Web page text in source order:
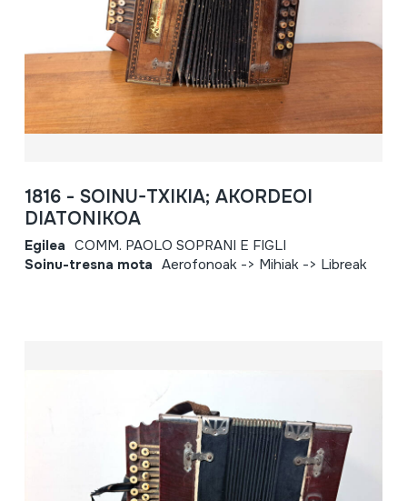
1816 - SOINU-TXIKIA; AKORDEOI
DIATONIKOA
Egilea COMM. PAOLO SOPRANI E FIGLI
Soinu-tresna mota Aerofonoak -> Mihiak -> Libreak